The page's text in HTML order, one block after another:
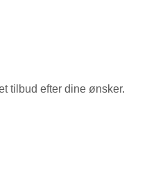
tilbud efter dine ønsker.